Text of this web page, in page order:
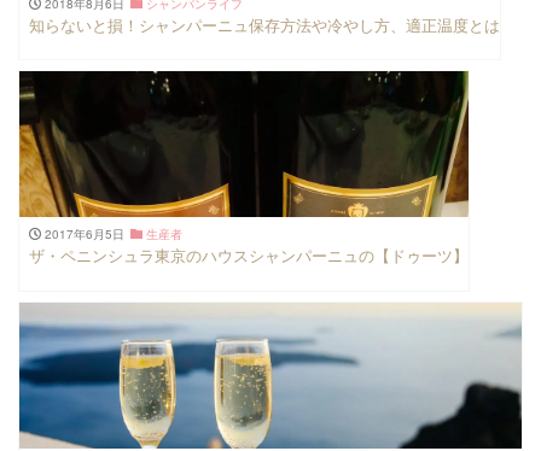
知らないと損！シャンパーニュ保存方法や冷やし方、適正温度とは
2017年6月5日 生産者
ザ・ペニンシュラ東京のハウスシャンパーニュの【ドゥーツ】